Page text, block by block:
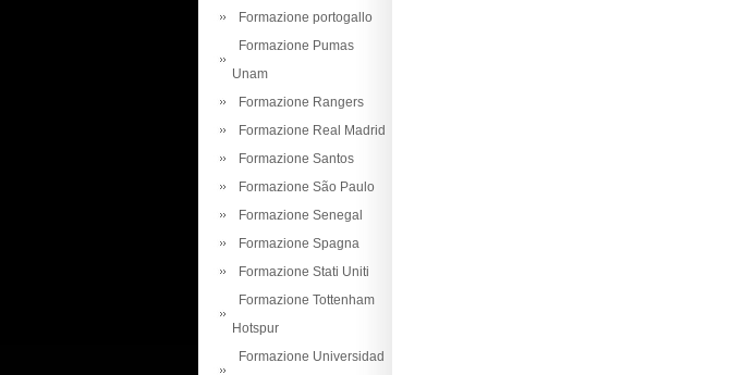
Formazione portogallo
Formazione Pumas
Unam
Formazione Rangers
Formazione Real Madrid
Formazione Santos
Formazione São Paulo
Formazione Senegal
Formazione Spagna
Formazione Stati Uniti
Formazione Tottenham
Hotspur
Formazione Universidad